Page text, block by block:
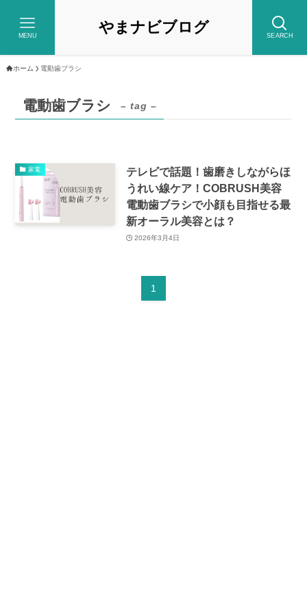
やまナビブログ SEARCH
MENU
ホーム 電動歯ブラシ
電動歯ブラシ – tag –
家電
テレビで話題！歯磨きしながらほ
うれい線ケア！COBRUSH美容
電動歯ブラシで小顔も目指せる最
新オーラル美容とは？
2026年3月4日
1